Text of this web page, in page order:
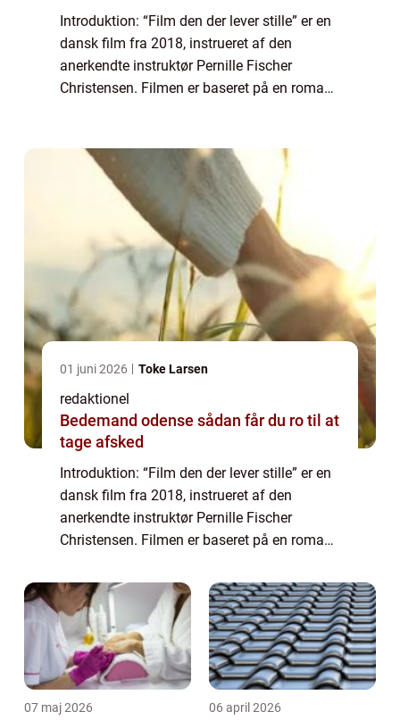
Introduktion: “Film den der lever stille” er en
dansk film fra 2018, instrueret af den
anerkendte instruktør Pernille Fischer
Christensen. Filmen er baseret på en roman
01 juni 2026 Toke Larsen
redaktionel
Bedemand odense sådan får du ro til at
tage afsked
Introduktion: “Film den der lever stille” er en
dansk film fra 2018, instrueret af den
anerkendte instruktør Pernille Fischer
Christensen. Filmen er baseret på en roman
Riebnitzsky og har modtaget stor ros f...
07 maj 2026 06 april 2026